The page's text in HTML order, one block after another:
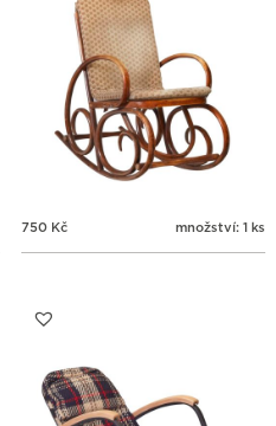
750 Kč množství: 1 ks